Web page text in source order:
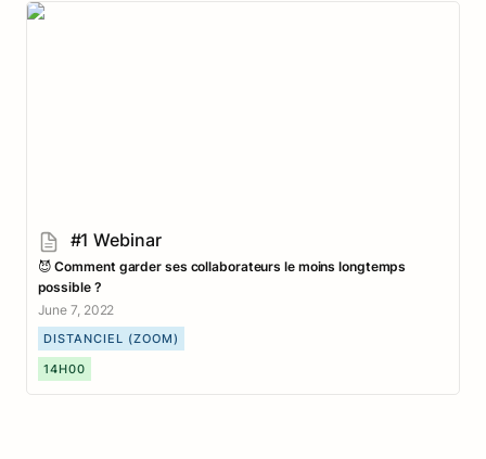
#1 Webinar
#1 Webinar
😈 Comment garder ses collaborateurs le moins longtemps
possible ?
June 7, 2022
DISTANCIEL (ZOOM)
14H00